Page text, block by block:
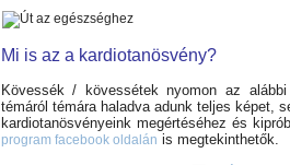
Mi is az a kardiotanösvény?
Kövessék / kövessétek nyomon az
témáról témára haladva adunk teljes képet,
kardiotanösvényeink megértéséhez és
program facebook oldalán is megtekinthetők.